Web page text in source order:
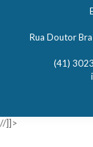
Rua Doutor
(41)
//]]>